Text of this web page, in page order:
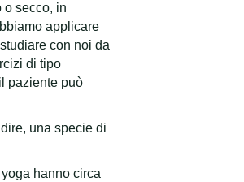
o secco, in
applicare
con noi da
di tipo
paziente può
una specie di
hanno circa